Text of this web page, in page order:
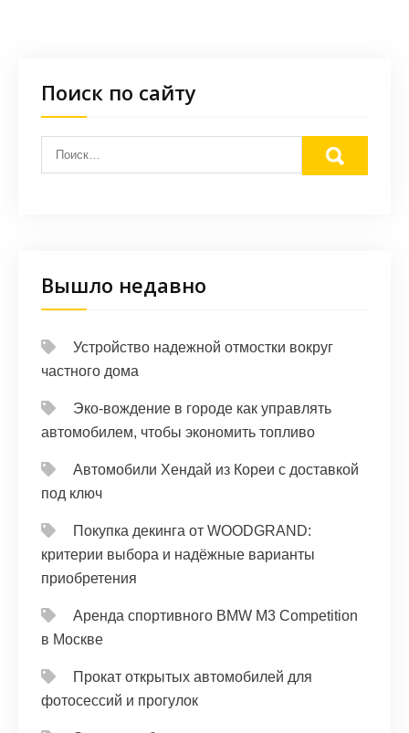
Поиск по сайту
Вышло недавно
Устройство надежной отмостки вокруг
частного дома
Эко-вождение в городе как управлять
автомобилем, чтобы экономить топливо
Автомобили Хендай из Кореи с доставкой
под ключ
Покупка декинга от WOODGRAND:
критерии выбора и надёжные варианты
приобретения
Аренда спортивного BMW M3 Competition
в Москве
Прокат открытых автомобилей для
фотосессий и прогулок